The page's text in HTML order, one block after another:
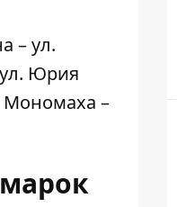
– ул.
ул. Юрия
Мономаха –